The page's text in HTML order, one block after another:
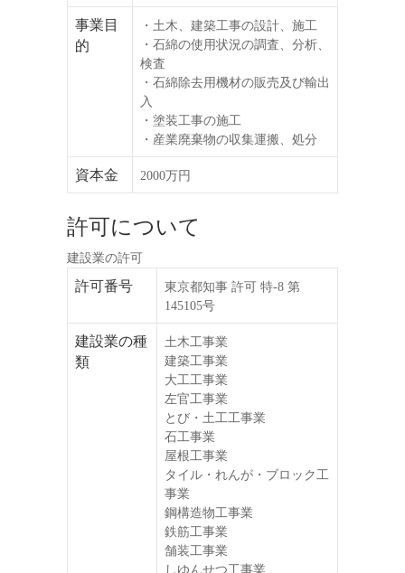
事業目
的
・土木、建築工事の設計、施工
・石綿の使用状況の調査、分析、
検査
・石綿除去用機材の販売及び輸出
入
・塗装工事の施工
・産業廃棄物の収集運搬、処分
資本金 2000万円
許可について
建設業の許可
許可番号
東京都知事 許可 特-8 第
145105号
建設業の種
類
土木工事業
建築工事業
大工工事業
左官工事業
とび・土工工事業
石工事業
屋根工事業
タイル・れんが・ブロック工
事業
鋼構造物工事業
鉄筋工事業
舗装工事業
しゆんせつ工事業